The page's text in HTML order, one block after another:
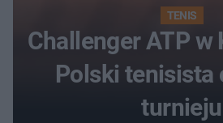
TENIS
Challenger ATP w
Polski tenisista
turnieju